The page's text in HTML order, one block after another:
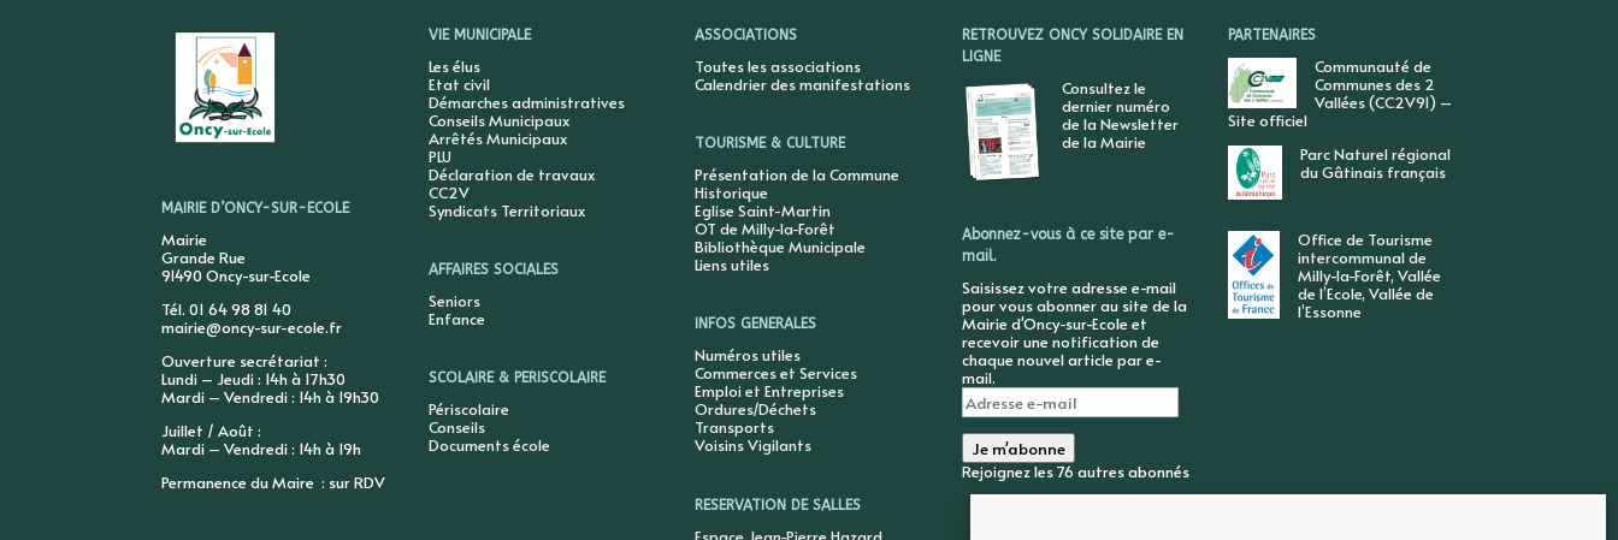
MAIRIE D’ONCY-SUR-ECOLE
Mairie
Grande Rue
91490 Oncy-sur-Ecole
Tél. 01 64 98 81 40
mairie@oncy-sur-ecole.fr
Ouverture secrétariat :
Lundi – Jeudi : 14h à 17h30
Mardi – Vendredi : 14h à 19h30
Juillet / Août :
Mardi – Vendredi : 14h à 19h
Permanence du Maire : sur RDV
VIE MUNICIPALE
Les élus
Etat civil
Démarches administratives
Conseils Municipaux
Arrêtés Municipaux
PLU
Déclaration de travaux
CC2V
Syndicats Territoriaux
AFFAIRES SOCIALES
Seniors
Enfance
SCOLAIRE & PERISCOLAIRE
Périscolaire
Conseils
Documents école
ASSOCIATIONS
Toutes les associations
Calendrier des manifestations
TOURISME & CULTURE
Présentation de la Commune
Historique
Eglise Saint-Martin
OT de Milly-la-Forêt
Bibliothèque Municipale
Liens utiles
INFOS GENERALES
Numéros utiles
Commerces et Services
Emploi et Entreprises
Ordures/Déchets
Transports
Voisins Vigilants
RESERVATION DE SALLES
RETROUVEZ ONCY SOLIDAIRE EN
LIGNE
Consultez le
dernier numéro
de la Newsletter
de la Mairie
Abonnez-vous à ce site par e-
mail.
Saisissez votre adresse e-mail
pour vous abonner au site de la
Mairie d'Oncy-sur-Ecole et
recevoir une notification de
chaque nouvel article par e-
mail.
Adresse
e-
mail
Je m'abonne
Rejoignez les 76 autres abonnés
PARTENAIRES
Communauté de
Communes des 2
Vallées (CC2V91) –
Site officiel
Parc Naturel régional
du Gâtinais français
Office de Tourisme
intercommunal de
Milly-la-Forêt, Vallée
de l’Ecole, Vallée de
l’Essonne